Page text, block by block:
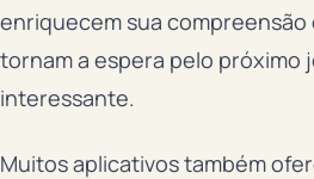
enriquecem sua compreensão
tornam a espera pelo próximo
interessante.
Muitos aplicativos também